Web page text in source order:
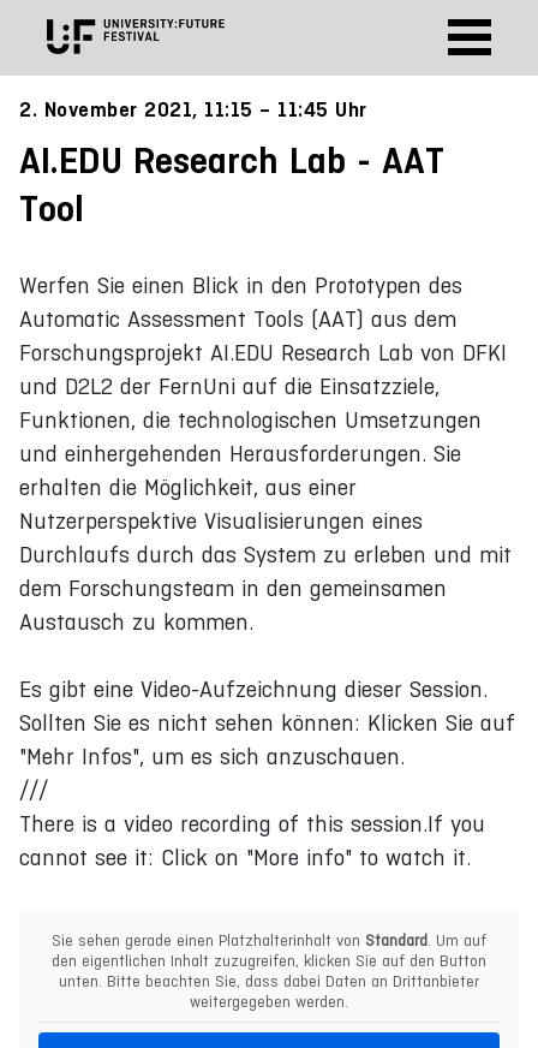
2. November 2021, 11:15 – 11:45 Uhr
AI.EDU Research Lab - AAT
Tool
Werfen Sie einen Blick in den Prototypen des
Automatic Assessment Tools (AAT) aus dem
Forschungsprojekt AI.EDU Research Lab von DFKI
und D2L2 der FernUni auf die Einsatzziele,
Funktionen, die technologischen Umsetzungen
und einhergehenden Herausforderungen. Sie
erhalten die Möglichkeit, aus einer
Nutzerperspektive Visualisierungen eines
Durchlaufs durch das System zu erleben und mit
dem Forschungsteam in den gemeinsamen
Austausch zu kommen.
Es gibt eine Video-Aufzeichnung dieser Session.
Sollten Sie es nicht sehen können: Klicken Sie auf
"Mehr Infos", um es sich anzuschauen.
///
There is a video recording of this session.If you
cannot see it: Click on "More info" to watch it.
Sie sehen gerade einen Platzhalterinhalt von Standard . Um auf
den eigentlichen Inhalt zuzugreifen, klicken Sie auf den Button
unten. Bitte beachten Sie, dass dabei Daten an Drittanbieter
weitergegeben werden.